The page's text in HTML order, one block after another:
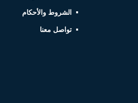
الشروط والأحكام
تواصل معنا